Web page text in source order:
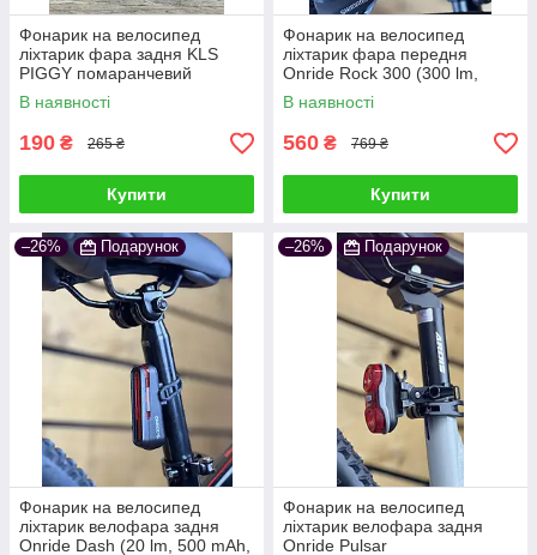
Фонарик на велосипед
ліхтарик фара задня KLS
PIGGY помаранчевий
В наявності
190 ₴ 265 ₴
Купити
Фонарик на велосипед
ліхтарик фара передня
Onride Rock 300 (300 lm,
1800 mAh, Type-C)
В наявності
560 ₴ 769 ₴
Купити
–26% Подарунок
Фонарик на велосипед
ліхтарик велофара задня
Onride Dash (20 lm, 500 mAh,
–26% Подарунок
Фонарик на велосипед
ліхтарик велофара задня
Onride Pulsar